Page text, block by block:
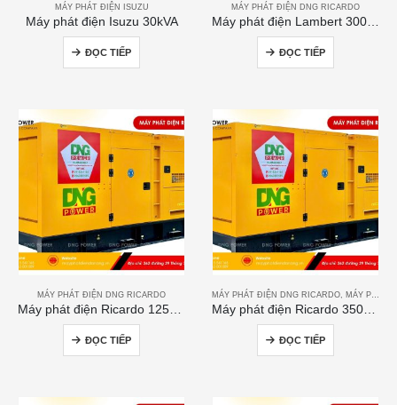
MÁY PHÁT ĐIỆN ISUZU
Máy phát điện Isuzu 30kVA
ĐỌC TIẾP
MÁY PHÁT ĐIỆN DNG RICARDO
ĐỌC TIẾP
MÁY PHÁT ĐIỆN DNG RICARDO
Máy phát điện Ricardo 125kVA
ĐỌC TIẾP
MÁY PHÁT ĐIỆN DNG RICARDO, MÁY PHÁT ĐIỆN RICARDO
Máy phát điện Ricardo 350KVA
ĐỌC TIẾP